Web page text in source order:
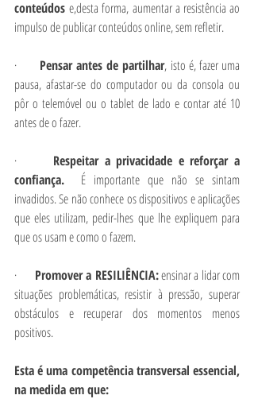
conteúdos e,desta forma, aumentar a resistência ao
impulso de publicar conteúdos online, sem refletir.
· Pensar antes de partilhar, isto é, fazer uma
pausa, afastar-se do computador ou da consola ou
pôr o telemóvel ou o tablet de lado e contar até 10
antes de o fazer.
· Respeitar a privacidade e reforçar a
confiança.
É importante que não se sintam
invadidos. Se não conhece os dispositivos e aplicações
que eles utilizam, pedir-lhes que lhe expliquem para
que os usam e como o fazem.
· Promover a RESILIÊNCIA: ensinar a lidar com
situações problemáticas, resistir à pressão, superar
obstáculos e recuperar dos momentos menos
positivos.
Esta é uma competência transversal essencial,
na medida em que: